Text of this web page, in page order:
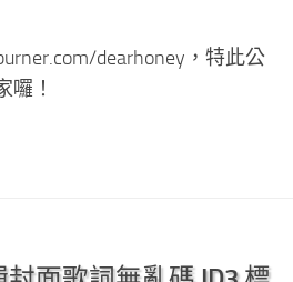
dearhoney，特此公
囉！